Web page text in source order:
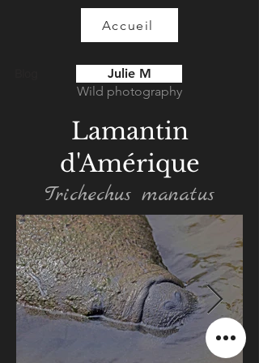
Accueil
Julie M
Wild photography
Lamantin
d'Amérique
Trichechus manatus